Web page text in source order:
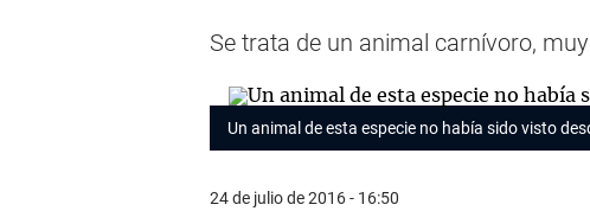
Se trata de un animal carnívoro,
Un animal de esta especie no había sido visto
24 de julio de 2016 - 16:50